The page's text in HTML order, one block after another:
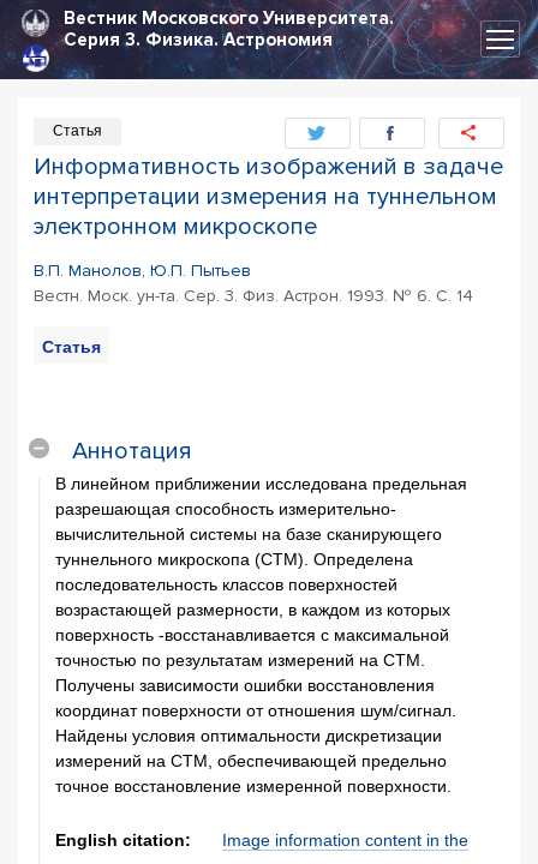
Вестник Московского Университета.
Серия 3. Физика. Астрономия
Статья
Информативность изображений в задаче
интерпретации измерения на туннельном
электронном микроскопе
В.П. Манолов, Ю.П. Пытьев
Вестн. Моск. ун-та. Сер. 3. Физ. Астрон. 1993. № 6. С. 14
Статья
Аннотация
В линейном приближении исследована предельная
разрешающая способность измерительно-
вычислительной системы на базе сканирующего
туннельного микроскопа (СТМ). Определена
последовательность классов поверхностей
возрастающей размерности, в каждом из которых
поверхность -восстанавливается с максимальной
точностью по результатам измерений на СТМ.
Получены зависимости ошибки восстановления
координат поверхности от отношения шум/сигнал.
Найдены условия оптимальности дискретизации
измерений на СТМ, обеспечивающей предельно
точное восстановление измеренной поверхности.
English citation:
Image information content in the